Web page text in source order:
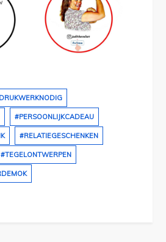
#PERSOONLIJKCADEAU
#RELATIEGESCHENKEN
#TEGELONTWERPEN